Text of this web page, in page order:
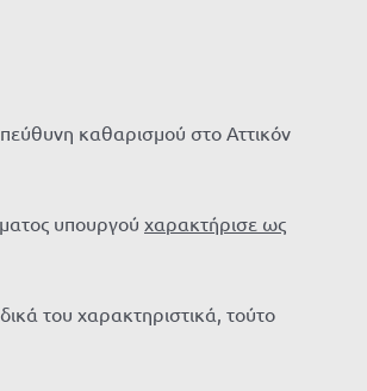
καθαρισμού στο Αττικόν
υπουργού χαρακτήρισε ως
του χαρακτηριστικά, τούτο